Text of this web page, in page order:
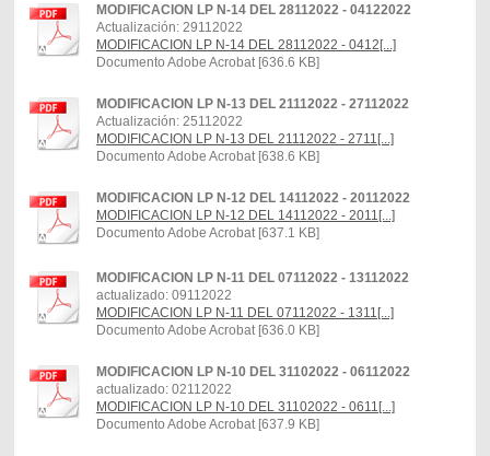
MODIFICACION LP N-14 DEL 28112022 - 04122022
Actualización: 29112022
MODIFICACION LP N-14 DEL 28112022 - 0412[...]
Documento Adobe Acrobat [636.6 KB]
MODIFICACION LP N-13 DEL 21112022 - 27112022
Actualización: 25112022
MODIFICACION LP N-13 DEL 21112022 - 2711[...]
Documento Adobe Acrobat [638.6 KB]
MODIFICACION LP N-12 DEL 14112022 - 20112022
MODIFICACION LP N-12 DEL 14112022 - 2011[...]
Documento Adobe Acrobat [637.1 KB]
MODIFICACION LP N-11 DEL 07112022 - 13112022
actualizado: 09112022
MODIFICACION LP N-11 DEL 07112022 - 1311[...]
Documento Adobe Acrobat [636.0 KB]
MODIFICACION LP N-10 DEL 31102022 - 06112022
actualizado: 02112022
MODIFICACION LP N-10 DEL 31102022 - 0611[...]
Documento Adobe Acrobat [637.9 KB]